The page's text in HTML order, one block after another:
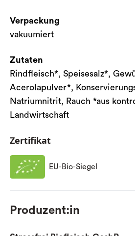
Verpackung
vakuumiert
Zutaten
Rindfleisch*, Speisesalz*,
Acerolapulver*,
Natriumnitrit, Rauch *aus
Landwirtschaft
Zertifikat
EU-Bio-Siegel
Produzent:in